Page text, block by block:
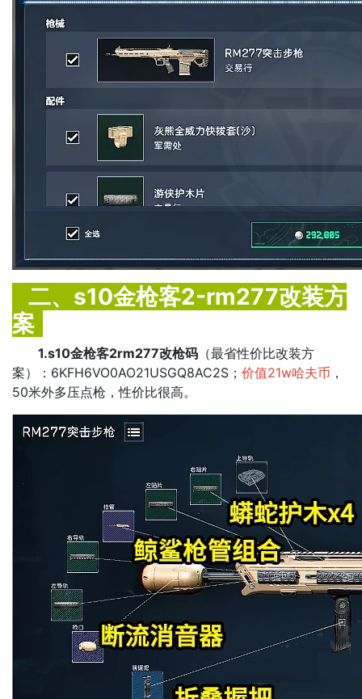
二、s10金枪客2-rm277改装方
案
1.s10金枪客2rm277改枪码 （最省性价比改装方
案）：6KFH6VO0AO21USGQ8AC2S； 价值21w哈夫币 ，
50米外多压点枪，性价比很高。